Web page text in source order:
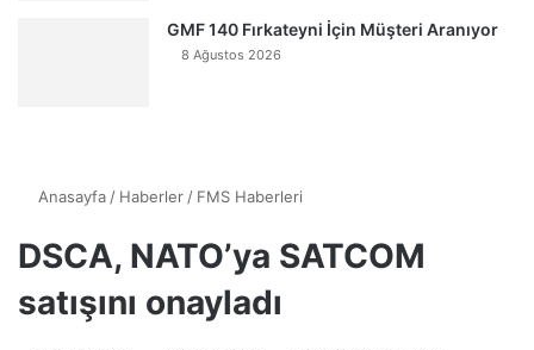
GMF 140 Fırkateyni İçin Müşteri Aranıyor
8 Ağustos 2026